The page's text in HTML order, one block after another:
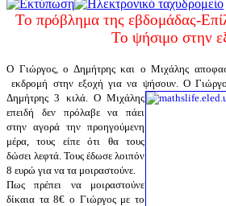
Το πρόβλημα της εβδομάδας-
Το ψήσιμο στην
Ο Γιώργος, ο Δημήτρης και ο Μιχάλης
εκδρομή στην εξοχή για να ψήσουν. Ο
Δημήτρης 3 κιλά. Ο Μιχάλης
επειδή δεν πρόλαβε να πάει
στην αγορά την προηγούμενη
μέρα, τους είπε ότι θα τους
δώσει λεφτά. Τους έδωσε λοιπόν
8 ευρώ για να τα μοιραστούνε.
Πως πρέπει να μοιραστούνε
δίκαια τα 8€ ο Γιώργος με το